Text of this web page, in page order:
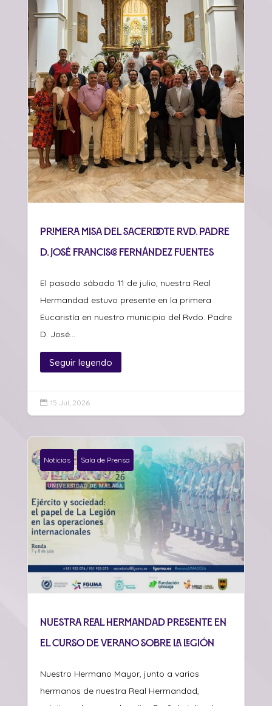
Primera misa del sacerdote Rvd. Padre
D. José Francisco Fernández Fuentes
El pasado sábado 11 de julio, nuestra Real
Hermandad estuvo presente en la primera
Eucaristía en nuestro municipio del Rvdo. Padre
D. José...
Seguir leyendo
 15 Jul, 2026
Noticias Sala de Prensa
Nuestra Real Hermandad presente en
el curso de verano sobre La Legión
Nuestro Hermano Mayor, junto a varios
hermanos de nuestra Real Hermandad,